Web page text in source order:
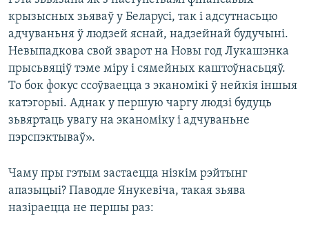
крызысных зьяваў у Беларусі, так і адсутнасьцю
адчуваньня ў людзей яснай, надзейнай будучыні.
Невыпадкова свой зварот на Новы год Лукашэнка
прысьвяціў тэме міру і сямейных каштоўнасьцяў.
То бок фокус ссоўваецца з эканомікі ў нейкія іншыя
катэгорыі. Аднак у першую чаргу людзі будуць
зьвяртаць увагу на эканоміку і адчуваньне
пэрспэктываў».
Чаму пры гэтым застаецца нізкім рэйтынг
апазыцыі? Паводле Янукевіча, такая зьява
назіраецца не першы раз: